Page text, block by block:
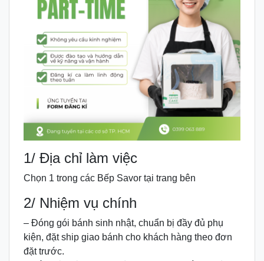
1/ Địa chỉ làm việc
Chọn 1 trong các Bếp Savor tại trang bên
2/ Nhiệm vụ chính
– Đóng gói bánh sinh nhật, chuẩn bị đầy đủ phụ
kiện, đặt ship giao bánh cho khách hàng theo đơn
đặt trước.